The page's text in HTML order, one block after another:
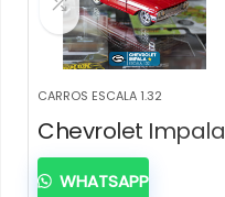
CARROS ESCALA 1.32
Chevrolet Impala
WHATSAPP